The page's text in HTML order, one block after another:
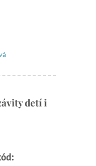
detí i
ód: